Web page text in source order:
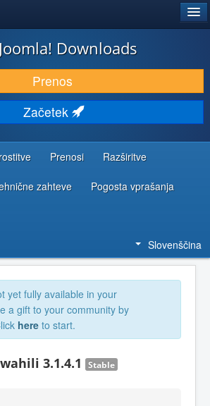
Joomla! Downloads
Prenos
Začetek
Prenosi Razširitve
zahteve Pogosta vprašanja
Slovenščina
yet fully available in your
a gift to your community by
here to start.
3.1.4.1 Stable